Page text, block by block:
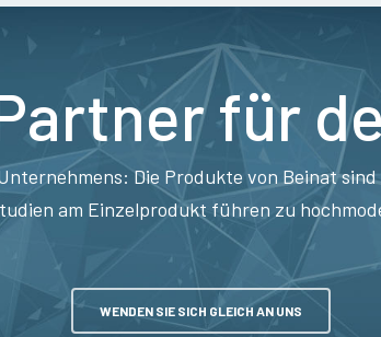
für
Die Produkte von Beinat
am Einzelprodukt führen zu
WENDEN SIE SICH GLEICH AN UNS